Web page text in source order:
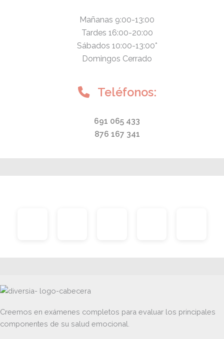
Mañanas 9:00-13:00
Tardes 16:00-20:00
Sábados 10:00-13:00*
Domingos Cerrado
Teléfonos:
691 065 433
876 167 341
Creemos en exámenes completos para evaluar los principales
componentes de su salud emocional.